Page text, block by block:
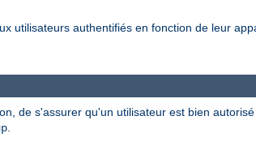
utilisateurs authentifiés en fonction de leur
de s'assurer qu'un utilisateur est bien